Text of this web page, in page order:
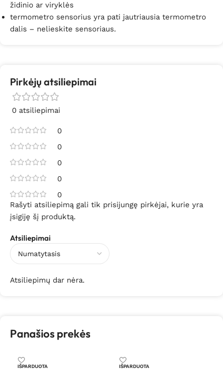
židinio ar viryklės
termometro sensorius yra pati jautriausia termometro
dalis – nelieskite sensoriaus.
Pirkėjų atsiliepimai
0 atsiliepimai
0
0
0
0
0
Atsiliepimai
Atsiliepimų dar nėra.
Rašyti atsiliepimą gali tik prisijungę pirkėjai, kurie yra
įsigiję šį produktą.
Panašios prekės
IŠPARDUOTA IŠPARDUOTA